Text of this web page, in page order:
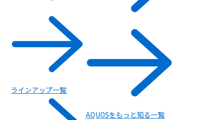
ラインアップ一覧
AQUOSをもっと知る一覧